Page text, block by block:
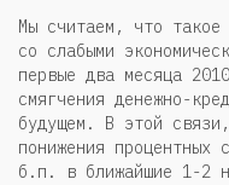
Мы считаем, что такое
со слабыми
первые два месяца
смягчения денежно-
будущем. В этой
понижения
б.п. в ближайшие 1-2